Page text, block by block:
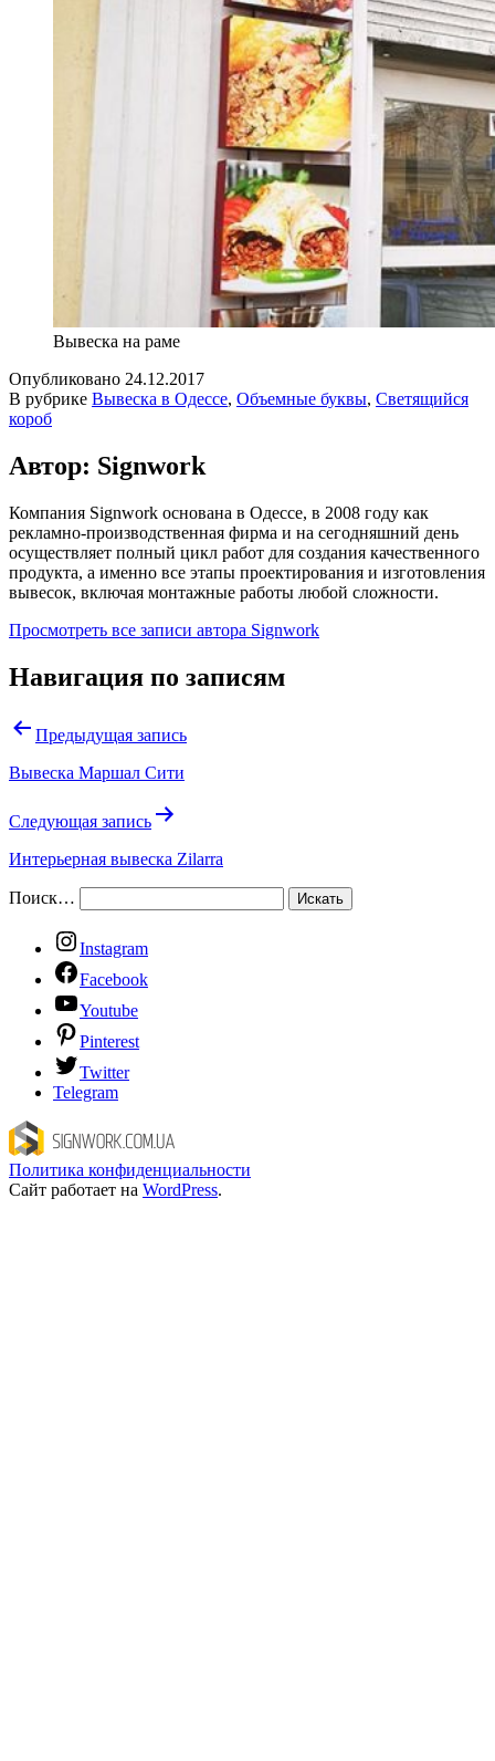
Вывеска на раме
Опубликовано 24.12.2017
В рубрике Вывеска в Одессе, Объемные буквы, Светящийся
короб
Автор: Signwork
Компания Signwork основана в Одессе, в 2008 году как
рекламно-производственная фирма и на сегодняшний день
осуществляет полный цикл работ для создания качественного
продукта, а именно все этапы проектирования и изготовления
вывесок, включая монтажные работы любой сложности.
Просмотреть все записи автора Signwork
Навигация по записям
Предыдущая запись
Вывеска Маршал Сити
Следующая запись
Интерьерная вывеска Zilarra
Поиск…
Instagram
Facebook
Youtube
Pinterest
Twitter
Telegram
Политика конфиденциальности
Сайт работает на WordPress.